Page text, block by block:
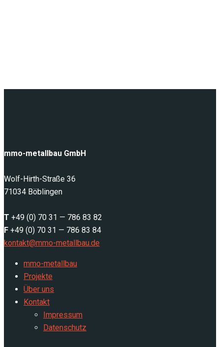
mmo-metallbau GmbH
Wolf-Hirth-Straße 36
71034 Böblingen
T +49 (0) 70 31 — 786 83 82
F +49 (0) 70 31 — 786 83 84
kontakt@mmo-metallbau.de
mmo-metallbau
Projekte
Über uns
Kontakt
Impressum
Datenschutz